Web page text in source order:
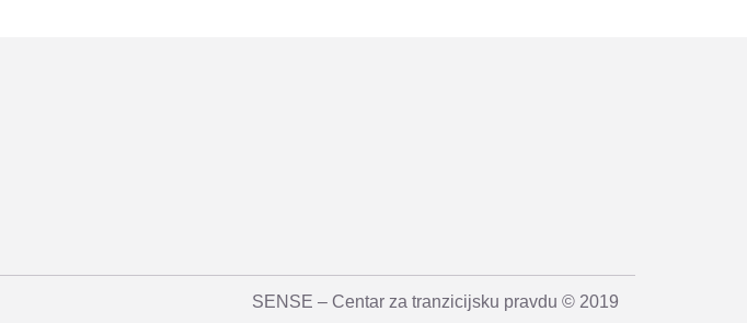
SENSE – Centar za tranzicijsku pravdu © 2019